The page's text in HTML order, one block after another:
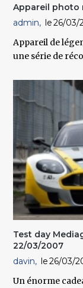
Appareil photo
admin
26/03/
Appareil de
une série de
Test day
22/03/2007
davin
26/03/
Un énorme